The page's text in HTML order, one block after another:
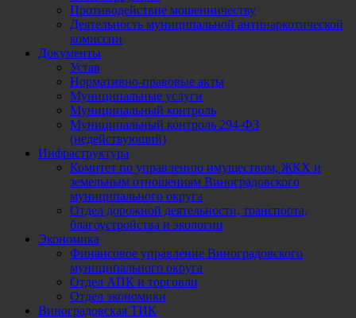
Противодействие мошенничеству
Деятельность муниципальной антинаркотической
комиссии
Документы
Устав
Нормативно-правовые акты
Муниципальные услуги
Муниципальный контроль
Муниципальный контроль 294-ФЗ
(недействующий)
Инфраструктура
Комитет по управлению имуществом, ЖКХ и
земельным отношениям Виноградовского
муниципального округа
Отдел дорожной деятельности, транспорта,
благоустройства и экологии
Экономика
Финансовое управление Виноградовского
муниципального округа
Отдел АПК и торговли
Отдел экономики
Виноградовская ТИК